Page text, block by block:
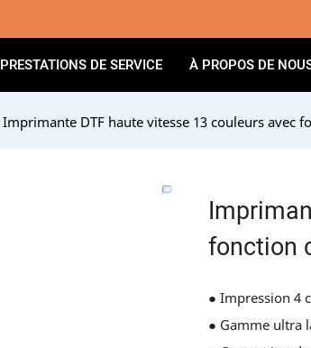
PRESTATIONS DE SERVICE À PROPOS DE
Imprimante DTF haute vitesse 13 couleurs avec
fonction
● Impression 4
● Gamme ultra